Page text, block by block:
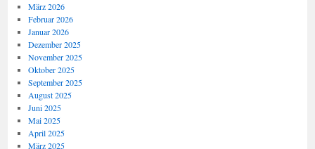
März 2026
Februar 2026
Januar 2026
Dezember 2025
November 2025
Oktober 2025
September 2025
August 2025
Juni 2025
Mai 2025
April 2025
März 2025